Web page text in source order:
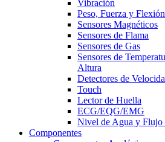
Vibración
Peso, Fuerza y Flexión
Sensores Magnéticos
Sensores de Flama
Sensores de Gas
Sensores de
Altura
Detectores de
Touch
Lector de Huella
ECG/EQG/EMG
Nivel de Agua y Flujo
Componentes